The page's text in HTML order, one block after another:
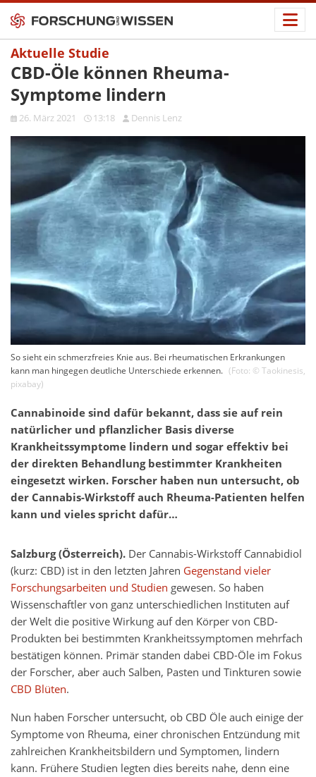
Aktuelle Studie
CBD-Öle können Rheuma-
Symptome lindern
26. März 2021 13:18 Dennis Lenz
So sieht ein schmerzfreies Knie aus. Bei rheumatischen Erkrankungen
kann man hingegen deutliche Unterschiede erkennen. (Foto: © Taokinesis,
pixabay)
Cannabinoide sind dafür bekannt, dass sie auf rein
natürlicher und pflanzlicher Basis diverse
Krankheitssymptome lindern und sogar effektiv bei
der direkten Behandlung bestimmter Krankheiten
eingesetzt wirken. Forscher haben nun untersucht, ob
der Cannabis-Wirkstoff auch Rheuma-Patienten helfen
kann und vieles spricht dafür…
Salzburg (Österreich). Der Cannabis-Wirkstoff Cannabidiol
(kurz: CBD) ist in den letzten Jahren Gegenstand vieler
Forschungsarbeiten und Studien gewesen. So haben
Wissenschaftler von ganz unterschiedlichen Instituten auf
der Welt die positive Wirkung auf den Körper von CBD-
Produkten bei bestimmten Krankheitssymptomen mehrfach
bestätigen können. Primär standen dabei CBD-Öle im Fokus
der Forscher, aber auch Salben, Pasten und Tinkturen sowie
CBD Blüten.
Nun haben Forscher untersucht, ob CBD Öle auch einige der
Symptome von Rheuma, einer chronischen Entzündung mit
zahlreichen Krankheitsbildern und Symptomen, lindern
kann. Frühere Studien legten dies bereits nahe, denn eine